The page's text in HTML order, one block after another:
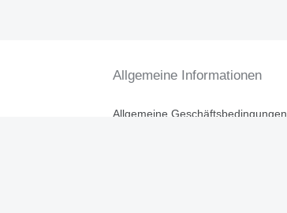
Allgemeine Informationen
Allgemeine Geschäftsbedingungen